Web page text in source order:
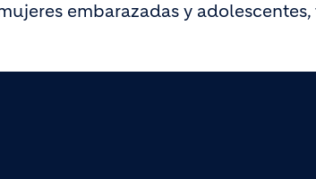
embarazadas y